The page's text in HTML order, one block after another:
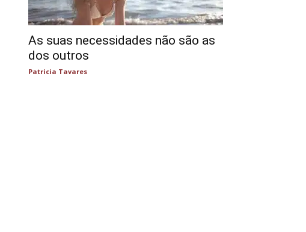
As suas necessidades não são as
dos outros
Patricia Tavares